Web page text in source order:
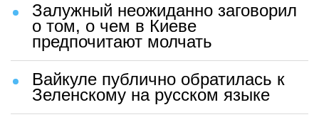
Залужный неожиданно заговорил
о том, о чем в Киеве
предпочитают молчать
Вайкуле публично обратилась к
Зеленскому на русском языке